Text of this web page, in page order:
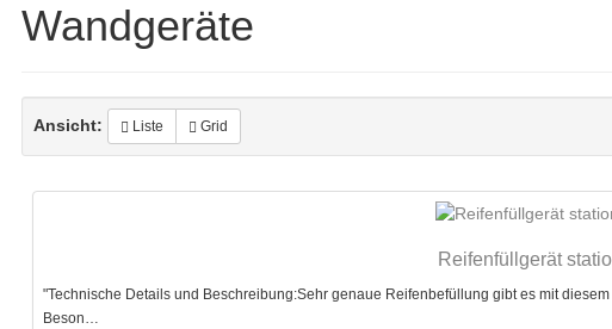
Wandgeräte
Ansicht: Liste Grid
Reifenfüllgerät
"Technische Details und Beschreibung:Sehr genaue Reifenbefüllung gibt es mit
Beson…